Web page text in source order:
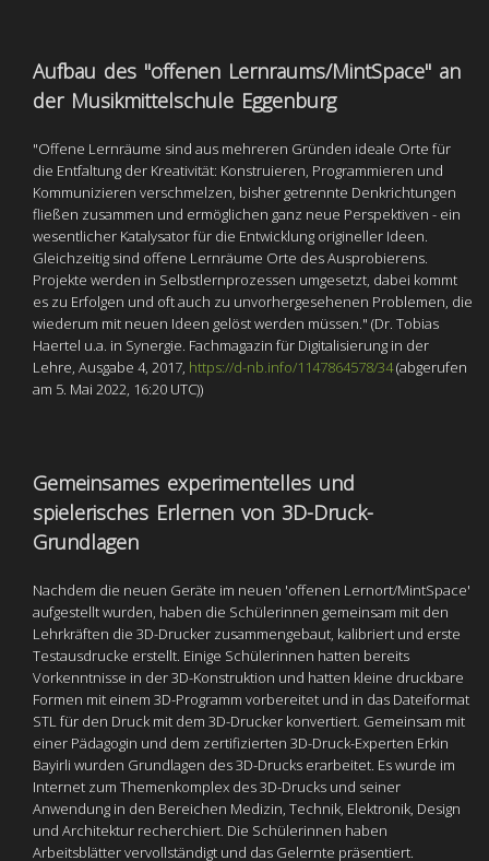
Aufbau des "offenen Lernraums/MintSpace" an
der Musikmittelschule Eggenburg
"Offene Lernräume sind aus mehreren Gründen ideale Orte für
die Entfaltung der Kreativität: Konstruieren, Programmieren und
Kommunizieren verschmelzen, bisher getrennte Denkrichtungen
fließen zusammen und ermöglichen ganz neue Perspektiven - ein
wesentlicher Katalysator für die Entwicklung origineller Ideen.
Gleichzeitig sind offene Lernräume Orte des Ausprobierens.
Projekte werden in Selbstlernprozessen umgesetzt, dabei kommt
es zu Erfolgen und oft auch zu unvorhergesehenen Problemen, die
wiederum mit neuen Ideen gelöst werden müssen." (Dr. Tobias
Haertel u.a. in Synergie. Fachmagazin für Digitalisierung in der
Lehre, Ausgabe 4, 2017, https://d-nb.info/1147864578/34(abgerufen
am 5. Mai 2022, 16:20 UTC))
Gemeinsames experimentelles und
spielerisches Erlernen von 3D-Druck-
Grundlagen
Nachdem die neuen Geräte im neuen 'offenen Lernort/MintSpace'
aufgestellt wurden, haben die Schülerinnen gemeinsam mit den
Lehrkräften die 3D-Drucker zusammengebaut, kalibriert und erste
Testausdrucke erstellt. Einige Schülerinnen hatten bereits
Vorkenntnisse in der 3D-Konstruktion und hatten kleine druckbare
Formen mit einem 3D-Programm vorbereitet und in das Dateiformat
STL für den Druck mit dem 3D-Drucker konvertiert. Gemeinsam mit
einer Pädagogin und dem zertifizierten 3D-Druck-Experten Erkin
Bayirli wurden Grundlagen des 3D-Drucks erarbeitet. Es wurde im
Internet zum Themenkomplex des 3D-Drucks und seiner
Anwendung in den Bereichen Medizin, Technik, Elektronik, Design
und Architektur recherchiert. Die Schülerinnen haben
Arbeitsblätter vervollständigt und das Gelernte präsentiert.